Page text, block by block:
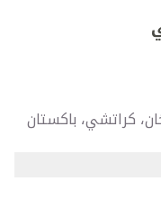
كراتشي، باكستان